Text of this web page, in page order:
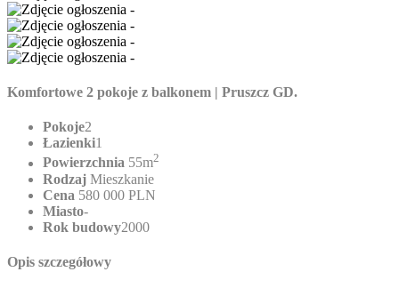
Komfortowe 2 pokoje z balkonem | Pruszcz GD.
Pokoje2
Łazienki1
Powierzchnia 55m2
Rodzaj Mieszkanie
Cena 580 000 PLN
Miasto-
Rok budowy2000
Opis szczegółowy